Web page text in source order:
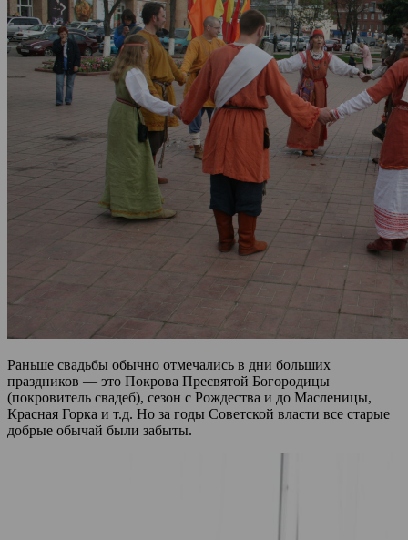
Раньше свадьбы обычно отмечались в дни больших
праздников — это Покрова Пресвятой Богородицы
(покровитель свадеб), сезон с Рождества и до Масленицы,
Красная Горка и т.д. Но за годы Советской власти все старые
добрые обычай были забыты.